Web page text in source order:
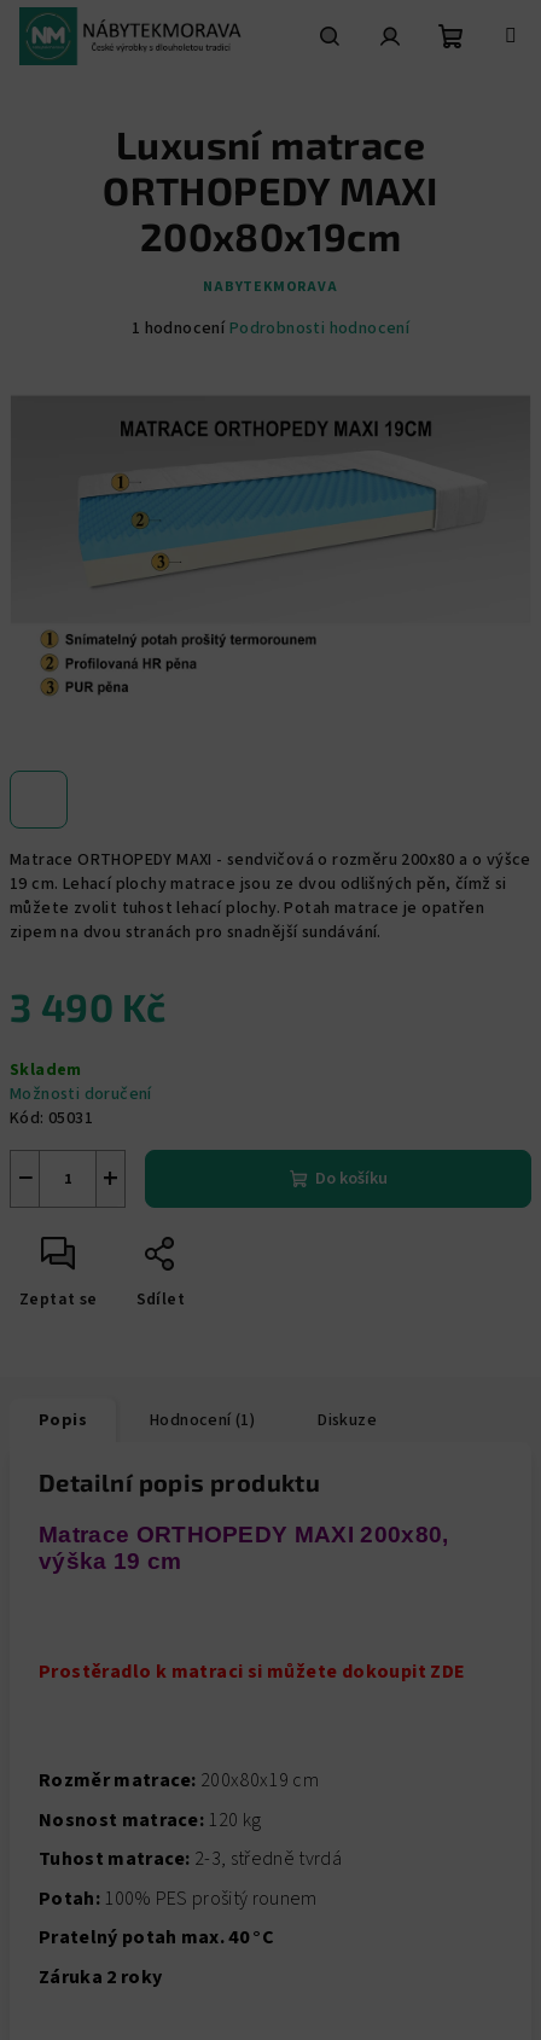
Přejít
obsah
Matrace ORTHOPEDY MAXI - sendvičová o rozměru 200x80 a o výšce
19 cm. Lehací plochy matrace jsou ze dvou odlišných pěn, čímž si
můžete zvolit tuhost lehací plochy. Potah matrace je opatřen
zipem na dvou stranách pro snadnější sundávání.
3 490 Kč
cena:
Skladem
Možnosti doručení
Kód: 05031
+
− Do košíku
Zeptat se Sdílet
Luxusní matrace
ORTHOPEDY MAXI
200x80x19cm
NABYTEKMORAVA
Průměrné
5,0
hvězdiček.
1 hodnocení Podrobnosti hodnocení
Popis Hodnocení (1) Diskuze
Detailní popis produktu
Matrace ORTHOPEDY MAXI 200x80,
výška 19 cm
Prostěradlo k matraci si můžete dokoupit ZDE
Rozměr matrace: 200x80x19 cm
Nosnost matrace: 120 kg
Tuhost matrace: 2-3, středně tvrdá
Potah: 100% PES prošitý rounem
Pratelný potah max. 40 °C
Záruka 2 roky